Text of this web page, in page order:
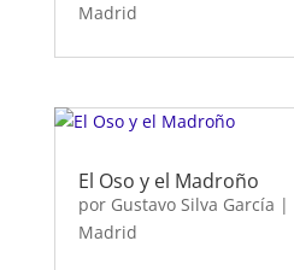
Madrid
El Oso y el Madroño
por Gustavo Silva García |
Madrid